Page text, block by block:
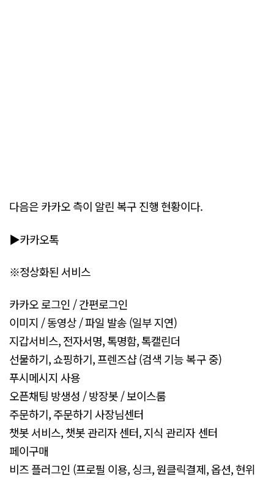
다음은 카카오 측이 알린 복구 진행 현황이다.
▶카카오톡
※정상화된 서비스
카카오 로그인 / 간편로그인
이미지 / 동영상 / 파일 발송 (일부 지연)
지갑서비스, 전자서명, 톡명함, 톡캘린더
선물하기, 쇼핑하기, 프렌즈샵 (검색 기능 복구 중)
푸시메시지 사용
오픈채팅 방생성 / 방장봇 / 보이스룸
주문하기, 주문하기 사장님센터
챗봇 서비스, 챗봇 관리자 센터, 지식 관리자 센터
페이구매
비즈 플러그인 (프로필 이용, 싱크, 원클릭결제, 옵션, 현위